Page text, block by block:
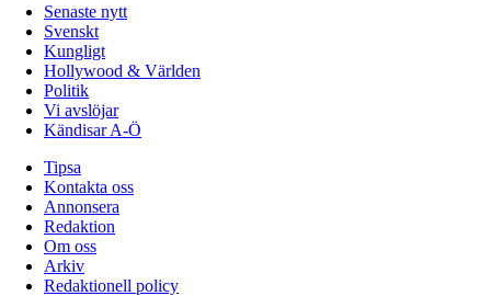
Senaste nytt
Svenskt
Kungligt
Hollywood & Världen
Politik
Vi avslöjar
Kändisar A-Ö
Tipsa
Kontakta oss
Annonsera
Redaktion
Om oss
Arkiv
Redaktionell policy